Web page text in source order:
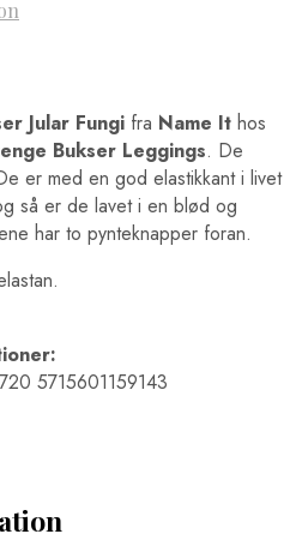
Jular Fungi fra Name It hos
Bukser Leggings. De
er med en god elastikkant i livet
så er de lavet i en blød og
har to pynteknapper foran.
5715601159143